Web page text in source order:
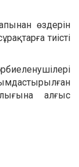
өздерін
тиісті
алғыс